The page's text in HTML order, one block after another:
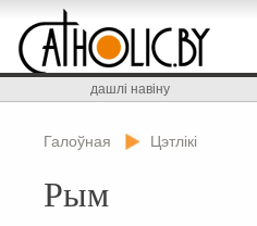
дашлі навіну
Галоўная Цэтлікі
Рым